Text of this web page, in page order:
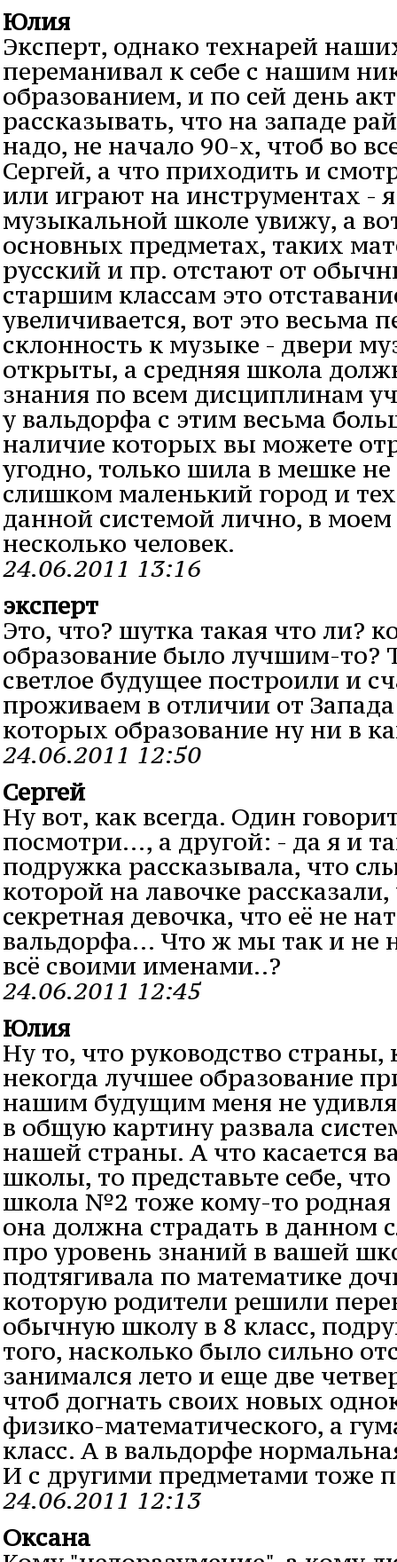
Юлия
Эксперт, однако технарей
переманивал к себе с нашим
образованием, и по сей день
рассказывать, что на западе
надо, не начало 90-х, чтоб во
Сергей, а что приходить и
или играют на инструментах -
музыкальной школе увижу, а
основных предметах, таких
русский и пр. отстают от
старшим классам это
увеличивается, вот это весьма
склонность к музыке - двери
открыты, а средняя школа
знания по всем дисциплинам
у вальдорфа с этим весьма
наличие которых вы можете
угодно, только шила в мешке
слишком маленький город и
данной системой лично, в
несколько человек.
24.06.2011 13:16
эксперт
Это, что? шутка такая что ли?
образование было лучшим-то?
светлое будущее построили и
проживаем в отличии от
которых образование ну ни в
24.06.2011 12:50
Сергей
Ну вот, как всегда. Один
посмотри..., а другой: - да я и
подружка рассказывала, что
которой на лавочке рассказали,
секретная девочка, что её не
вальдорфа... Что ж мы так и не
всё своими именами..?
24.06.2011 12:45
Юлия
Ну то, что руководство страны,
некогда лучшее образование
нашим будущим меня не
в общую картину развала
нашей страны. А что касается
школы, то представьте себе,
школа №2 тоже кому-то
она должна страдать в данном
про уровень знаний в вашей
подтягивала по математике
которую родители решили
обычную школу в 8 класс,
того, насколько было сильно
занимался лето и еще две
чтоб догнать своих новых
физико-математического, а
класс. А в вальдорфе
И с другими предметами тоже
24.06.2011 12:13
Оксана